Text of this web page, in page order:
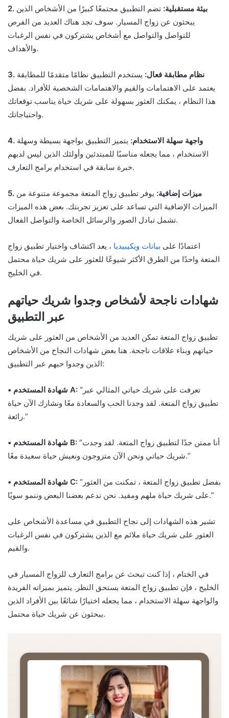
2. بيئة مستقبلية: تضم التطبيق مجتمعًا كبيرًا من الأشخاص الذين
يبحثون عن زواج المسيار. سوف تجد هناك العديد من الفرص
للتواصل والتواصل مع أشخاص يشتركون في نفس الرغبات
والأهداف.
3. نظام مطابقة فعال: يستخدم التطبيق نظامًا متقدمًا للمطابقة
يعتمد على الاهتمامات والقيم والاهتمامات الشخصية للأفراد. بفضل
هذا النظام ، يمكنك العثور بسهولة على شريك حياة يناسب توقعاتك
واحتياجاتك.
4. واجهة سهلة الاستخدام: يتميز التطبيق بواجهة بسيطة وسهلة
الاستخدام ، مما يجعله مناسبًا للمبتدئين وأولئك الذين ليس لديهم
خبرة سابقة في استخدام برامج التعارف.
5. ميزات إضافية: يوفر تطبيق زواج المتعة مجموعة متنوعة من
الميزات الإضافية التي تساعد على تعزيز تجربتك. بعض هذه الميزات
تشمل تبادل الصور والرسائل الخاصة والتواصل الفعال.
اعتمادًا على بيانات ويكيبيديا ، يعد اكتشاف واختيار تطبيق زواج
المتعة واحدًا من الطرق الأكثر شيوعًا للعثور على شريك حياة محتمل
في الخليج.
شهادات ناجحة لأشخاص وجدوا شريك حياتهم
عبر التطبيق
تطبيق زواج المتعة تمكن العديد من الأشخاص من العثور على شريك
حياتهم وبناء علاقات ناجحة. هنا بعض شهادات النجاح من الأشخاص
الذين وجدوا حبهم عبر التطبيق:
• شهادة المستخدم A: “تعرفت على شريك حياتي المثالي عبر
تطبيق زواج المتعة. لقد وجدنا الحب والسعادة معًا ونشارك الآن حياة
رائعة.”
• شهادة المستخدم B: “أنا ممتن جدًا لتطبيق زواج المتعة. لقد وجدت
شريك حياتي ونحن الآن متزوجون ونعيش حياة سعيدة معًا.”
• شهادة المستخدم C: “بفضل تطبيق زواج المتعة ، تمكنت من العثور
على شريك حياة ملهم ومفيد. نحن ندعم بعضنا البعض وننمو سويًا.”
تشير هذه الشهادات إلى نجاح التطبيق في مساعدة الأشخاص على
العثور على شريك حياة ملائم مع الذين يشتركون في نفس الرغبات
والقيم.
في الختام ، إذا كنت تبحث عن برامج التعارف للزواج المسيار في
الخليج ، فإن تطبيق زواج المتعة يستحق النظر. يتميز بميزاته الفريدة
والواجهة سهلة الاستخدام ، مما يجعله اختيارًا شائعًا بين الأفراد الذين
يبحثون عن شريك حياة محتمل.